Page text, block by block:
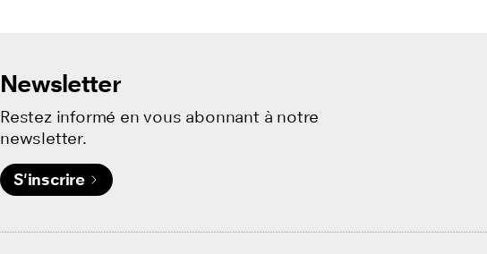
Newsletter
Restez informé en vous abonnant à notre
newsletter.
S'inscrire